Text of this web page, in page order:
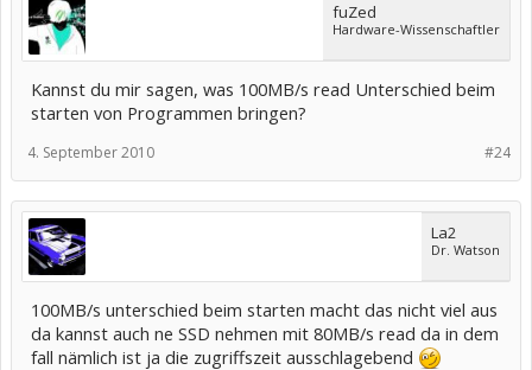
fuZed
Hardware-Wissenschaftler
Kannst du mir sagen, was 100MB/s read Unterschied beim
starten von Programmen bringen?
#24
4. September 2010
La2
Dr. Watson
100MB/s unterschied beim starten macht das nicht viel aus
da kannst auch ne SSD nehmen mit 80MB/s read da in dem
fall nämlich ist ja die zugriffszeit ausschlagebend